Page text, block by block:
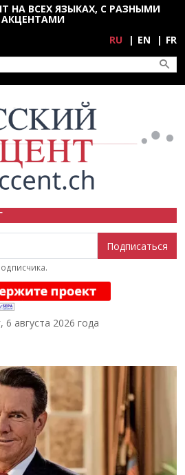
НА ВСЕХ ЯЗЫКАХ, С РАЗНЫМИ
АКЦЕНТАМИ
RU EN FR
6 августа 2026 года